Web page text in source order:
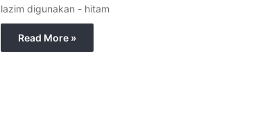
lazim digunakan - hitam
Read More »